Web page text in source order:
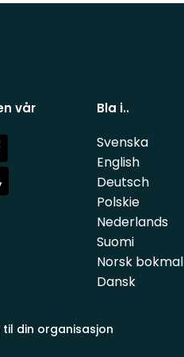
vår Bla i..
Svenska
English
Deutsch
Polskie
Nederlands
Suomi
Norsk bokmal
Dansk
din organisasjon